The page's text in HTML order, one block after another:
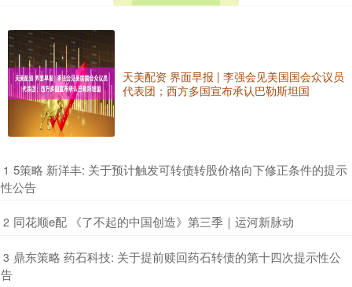
天美配资 界面早报 | 李强会见美国国会众议员
代表团；西方多国宣布承认巴勒斯坦国
1 ​5策略 新洋丰: 关于预计触发可转债转股价格向下修正条件的提示
性公告
2 ​同花顺e配 《了不起的中国创造》第三季｜运河新脉动
3 ​鼎东策略 药石科技: 关于提前赎回药石转债的第十四次提示性公
告